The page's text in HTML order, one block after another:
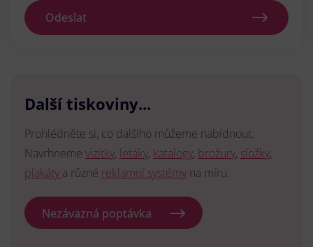
Odeslat
Další tiskoviny...
Prohlédněte si, co dalšího můžeme nabídnout.
Navrhneme vizitky, letáky, katalogy, brožury, složky,
plakáty a různé reklamní systémy na míru.
Nezávazná poptávka